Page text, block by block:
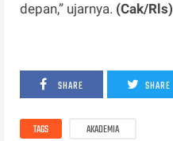
depan,” ujarnya. (Cak/Rls)
SHARE SHARE
TAGS AKADEMIA